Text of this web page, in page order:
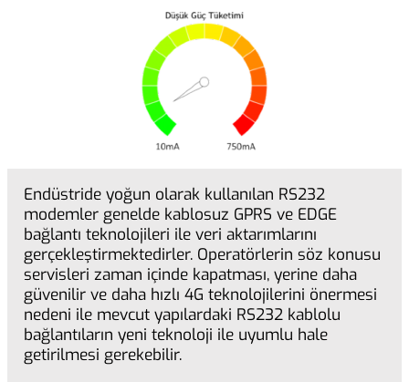
Endüstride yoğun olarak kullanılan RS232
modemler genelde kablosuz GPRS ve EDGE
bağlantı teknolojileri ile veri aktarımlarını
gerçekleştirmektedirler. Operatörlerin söz konusu
servisleri zaman içinde kapatması, yerine daha
güvenilir ve daha hızlı 4G teknolojilerini önermesi
nedeni ile mevcut yapılardaki RS232 kablolu
bağlantıların yeni teknoloji ile uyumlu hale
getirilmesi gerekebilir.